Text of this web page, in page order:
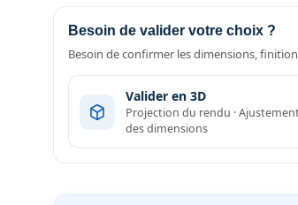
Besoin de valider votre choix ?
Besoin de confirmer les dimensions,
Valider en 3D
Projection du rendu ·
des dimensions